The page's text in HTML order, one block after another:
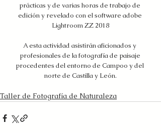
prácticas y de varias horas de trabajo de
edición y revelado con el software adobe
Lightroom ZZ 2018
A esta actividad asistirán aficionados y
profesionales de la fotografía de paisaje
procedentes del entorno de Campoo y del
norte de Castilla y León.
Taller de Fotografía de Naturaleza